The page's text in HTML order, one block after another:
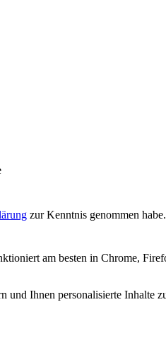
zur Kenntnis genommen habe.
am besten in Chrome,
und Ihnen personalisierte